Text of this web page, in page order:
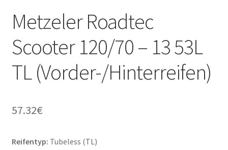
Metzeler Roadtec
Scooter 120/70 – 13 53L
TL (Vorder-/Hinterreifen)
57.32€
Reifentyp: Tubeless (TL)